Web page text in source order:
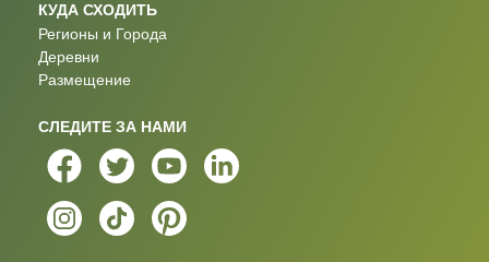
КУДА СХОДИТЬ
Регионы и Города
Деревни
Размещение
СЛЕДИТЕ ЗА НАМИ